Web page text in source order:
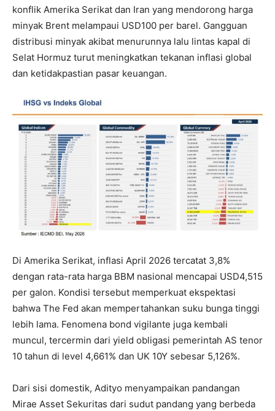
konflik Amerika Serikat dan Iran yang mendorong harga
minyak Brent melampaui USD100 per barel. Gangguan
distribusi minyak akibat menurunnya lalu lintas kapal di
Selat Hormuz turut meningkatkan tekanan inflasi global
dan ketidakpastian pasar keuangan.
Di Amerika Serikat, inflasi April 2026 tercatat 3,8%
dengan rata-rata harga BBM nasional mencapai USD4,515
per galon. Kondisi tersebut memperkuat ekspektasi
bahwa The Fed akan mempertahankan suku bunga tinggi
lebih lama. Fenomena bond vigilante juga kembali
muncul, tercermin dari yield obligasi pemerintah AS tenor
10 tahun di level 4,661% dan UK 10Y sebesar 5,126%.
Dari sisi domestik, Adityo menyampaikan pandangan
Mirae Asset Sekuritas dari sudut pandang yang berbeda